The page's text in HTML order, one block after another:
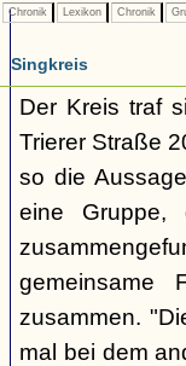
Chronik Lexikon Chronik
Singkreis
Der Kreis traf
Trierer Straße
so die
eine Gruppe,
gemeinsame
zusammen.
mal bei dem